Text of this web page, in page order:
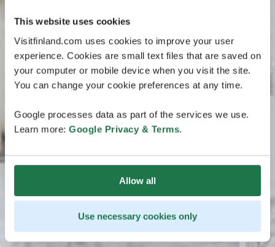
This website uses cookies
Visitfinland.com uses cookies to improve your user
experience. Cookies are small text files that are saved on
your computer or mobile device when you visit the site.
You can change your cookie preferences at any time.
Google processes data as part of the services we use.
Learn more: Google Privacy & Terms.
Allow all
Use necessary cookies only